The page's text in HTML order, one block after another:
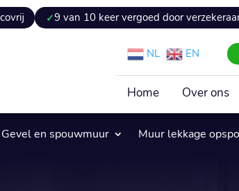
9 van 10 keer vergoed door verzekeraar
NL EN
Home Over ons
Gevel en spouwmuur Muur lekkage